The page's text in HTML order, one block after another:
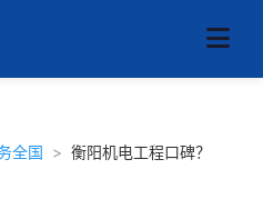
全国 > 衡阳机电工程口碑？